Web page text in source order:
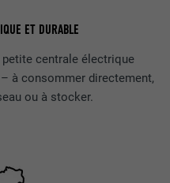
ET DURABLE
centrale électrique
à consommer directement,
ou à stocker.